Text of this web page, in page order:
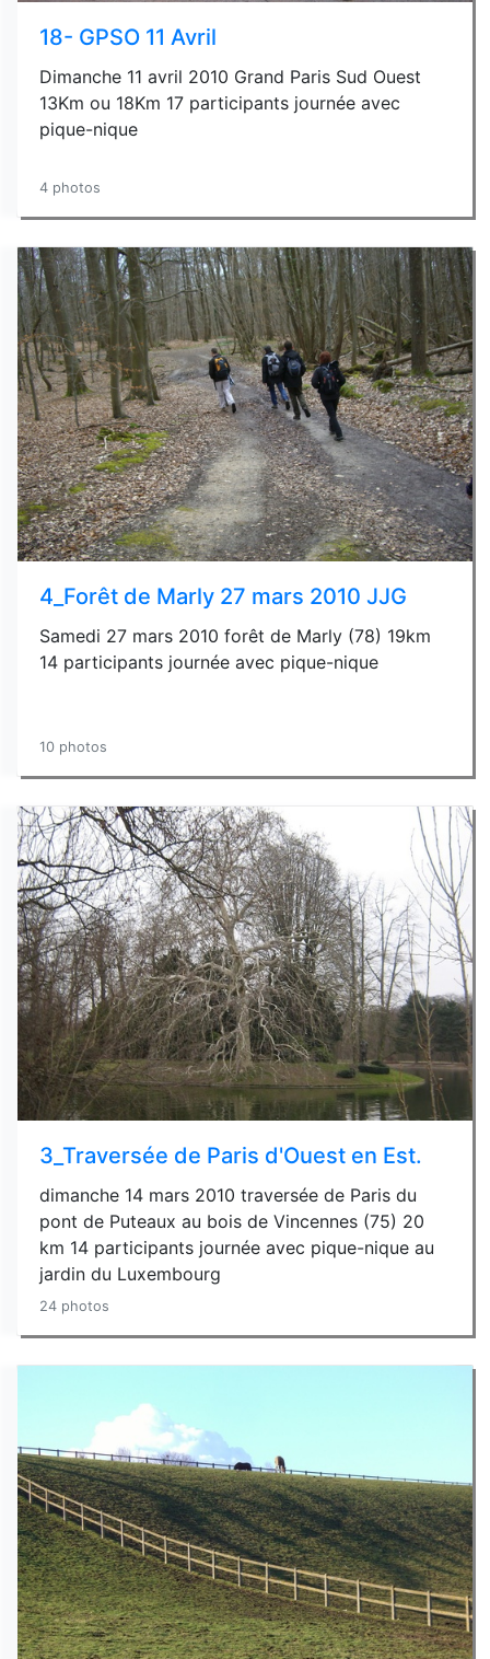
18- GPSO 11 Avril
Dimanche 11 avril 2010 Grand Paris Sud Ouest
13Km ou 18Km 17 participants journée avec
pique-nique
4 photos
4_Forêt de Marly 27 mars 2010 JJG
Samedi 27 mars 2010 forêt de Marly (78) 19km
14 participants journée avec pique-nique
10 photos
3_Traversée de Paris d'Ouest en Est.
dimanche 14 mars 2010 traversée de Paris du
pont de Puteaux au bois de Vincennes (75) 20
km 14 participants journée avec pique-nique au
jardin du Luxembourg
24 photos